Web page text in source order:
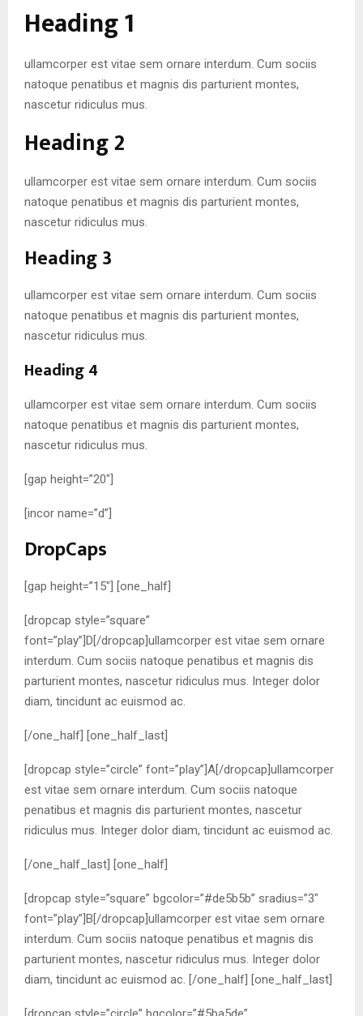
Heading 1
ullamcorper est vitae sem ornare interdum. Cum sociis
natoque penatibus et magnis dis parturient montes,
nascetur ridiculus mus.
Heading 2
ullamcorper est vitae sem ornare interdum. Cum sociis
natoque penatibus et magnis dis parturient montes,
nascetur ridiculus mus.
Heading 3
ullamcorper est vitae sem ornare interdum. Cum sociis
natoque penatibus et magnis dis parturient montes,
nascetur ridiculus mus.
Heading 4
ullamcorper est vitae sem ornare interdum. Cum sociis
natoque penatibus et magnis dis parturient montes,
nascetur ridiculus mus.
[gap height=”20″]
[incor name=”d”]
DropCaps
[gap height=”15″] [one_half]
[dropcap style=”square”
font=”play”]D[/dropcap]ullamcorper est vitae sem ornare
interdum. Cum sociis natoque penatibus et magnis dis
parturient montes, nascetur ridiculus mus. Integer dolor
diam, tincidunt ac euismod ac.
[/one_half] [one_half_last]
[dropcap style=”circle” font=”play”]A[/dropcap]ullamcorper
est vitae sem ornare interdum. Cum sociis natoque
penatibus et magnis dis parturient montes, nascetur
ridiculus mus. Integer dolor diam, tincidunt ac euismod ac.
[/one_half_last] [one_half]
[dropcap style=”square” bgcolor=”#de5b5b” sradius=”3″
font=”play”]B[/dropcap]ullamcorper est vitae sem ornare
interdum. Cum sociis natoque penatibus et magnis dis
parturient montes, nascetur ridiculus mus. Integer dolor
diam, tincidunt ac euismod ac. [/one_half] [one_half_last]